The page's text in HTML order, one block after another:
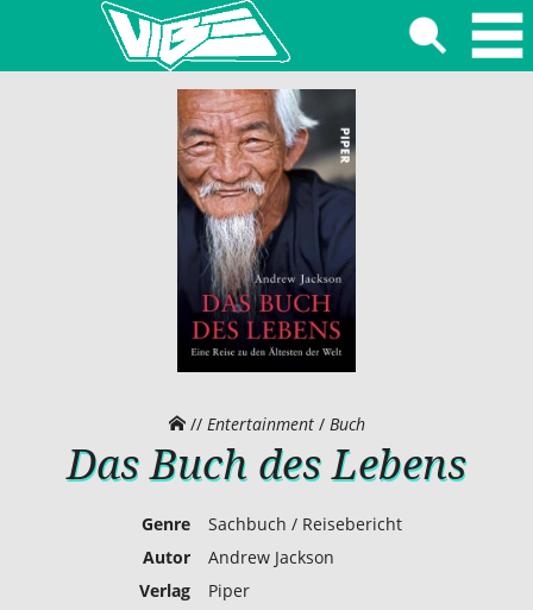
// Entertainment/ Buch
Das Buch des Lebens
Genre
Sachbuch / Reisebericht
Autor
Andrew Jackson
Verlag
Piper